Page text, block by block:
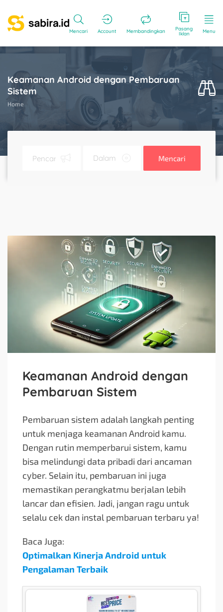
Mencari Account Membandingkan Pasang
Iklan Menu
Keamanan Android dengan Pembaruan
Sistem
Home
Mencari
Keamanan Android dengan
Pembaruan Sistem
Pembaruan sistem adalah langkah penting
untuk menjaga keamanan Android kamu.
Dengan rutin memperbarui sistem, kamu
bisa melindungi data pribadi dari ancaman
cyber. Selain itu, pembaruan ini juga
memastikan perangkatmu berjalan lebih
lancar dan efisien. Jadi, jangan ragu untuk
selalu cek dan instal pembaruan terbaru ya!
Baca Juga:
Optimalkan Kinerja Android untuk
Pengalaman Terbaik